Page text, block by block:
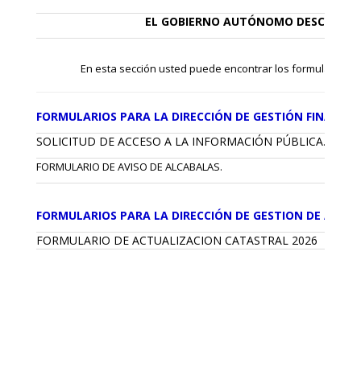
EL GOBIERNO AUTÓNOMO
En esta sección usted puede encontrar los formularios,
FORMULARIOS PARA LA DIRECCIÓN DE GESTIÓN
SOLICITUD DE ACCESO A LA INFORMACIÓN PÚBLICA.
FORMULARIO DE AVISO DE ALCABALAS.
FORMULARIOS PARA LA DIRECCIÓN DE GESTION DE
FORMULARIO DE ACTUALIZACION CATASTRAL 2026